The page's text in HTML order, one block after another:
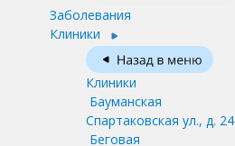
Заболевания
Клиники
Клиники
Бауманская
Спартаковская ул., д. 24
Беговая